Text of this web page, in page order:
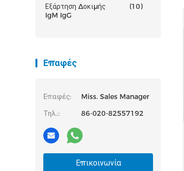
Εξάρτηση Δοκιμής
IgM IgG
(10)
Επαφές
Επαφές:
Miss. Sales Manager
Τηλ.::
86-020-82557192
Επικοινωνία